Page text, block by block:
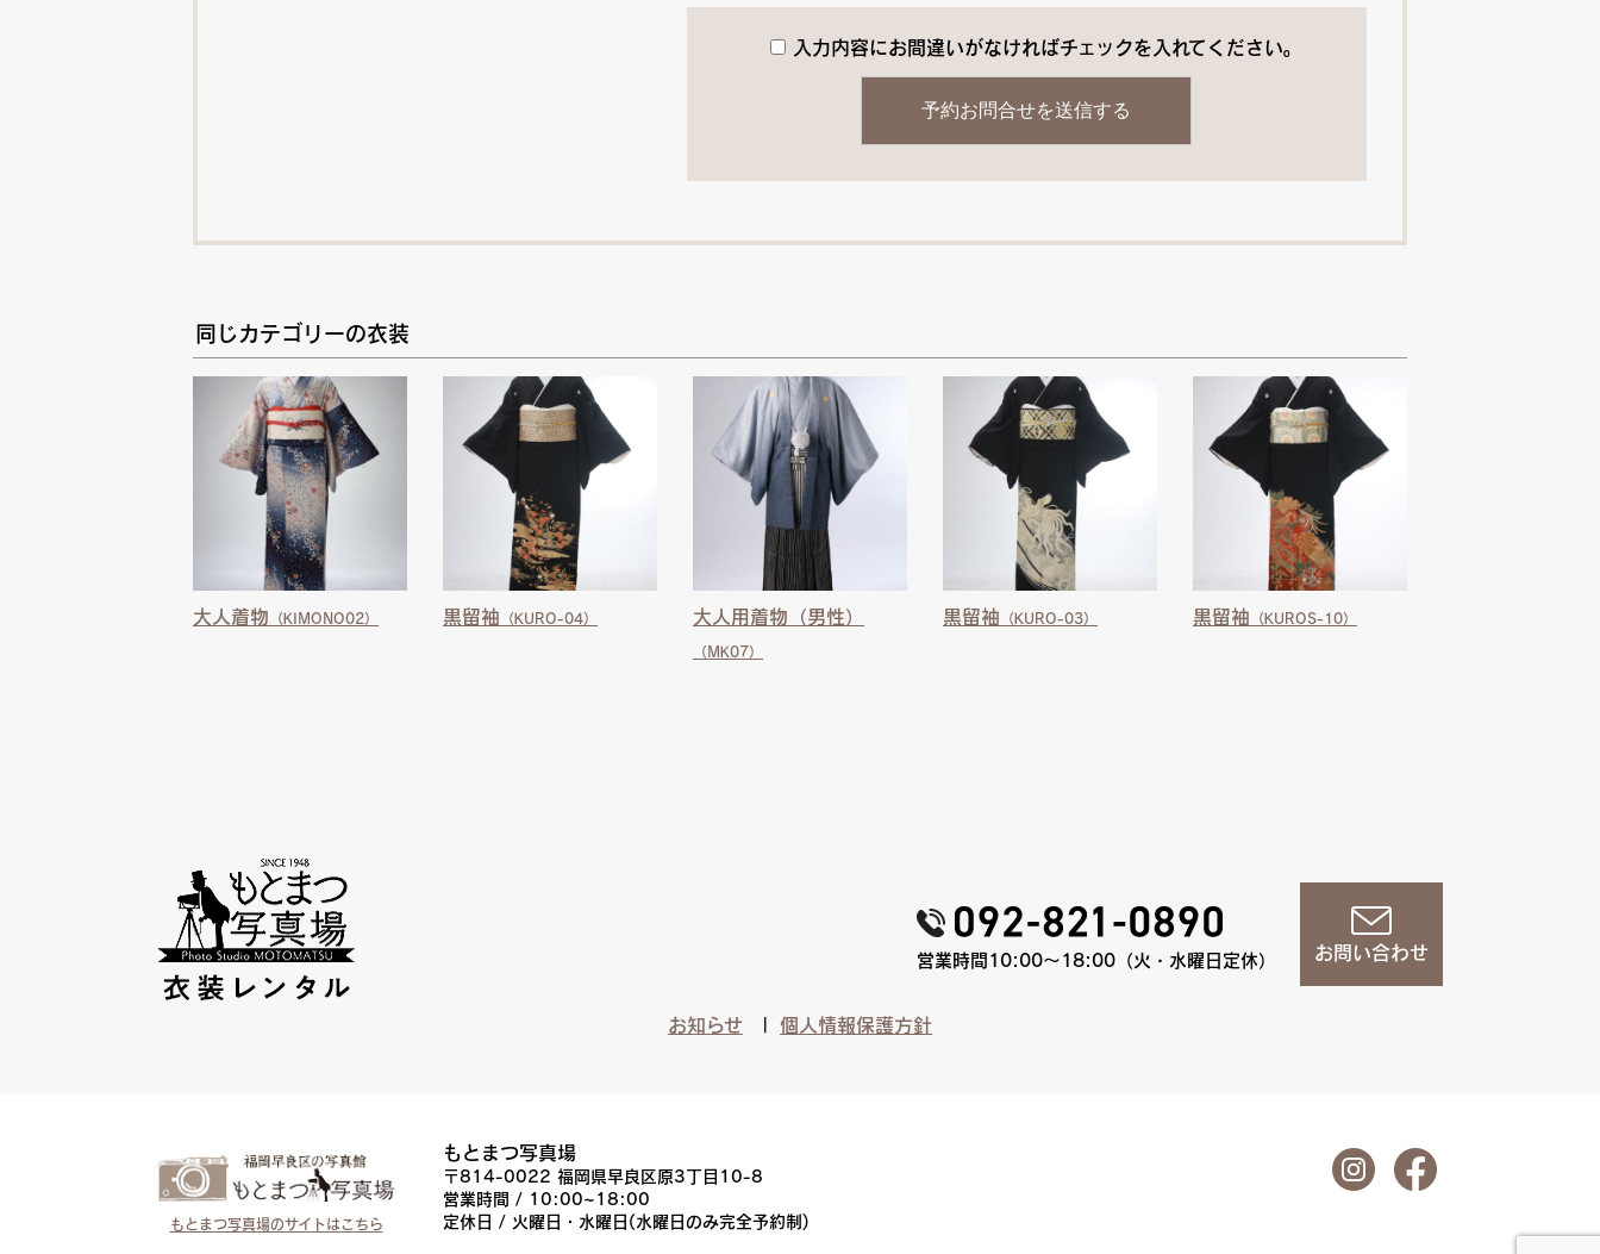
入力内容にお間違いがなければチェックを入れてください。
同じカテゴリーの衣装
大人着物 （KIMONO02） 黒留袖 （KURO-04） 大人用着物（男性）
（MK07）
黒留袖 （KURO-03） 黒留袖 （KUROS-10）
お問い合わせ
営業時間10:00〜18:00（火・水曜日定休）
お知らせ 個人情報保護方針
もとまつ写真場のサイトはこちら
もとまつ写真場
〒814-0022 福岡県早良区原3丁目10-8
営業時間 / 10:00~18:00
定休日 / 火曜日・水曜日(水曜日のみ完全予約制)